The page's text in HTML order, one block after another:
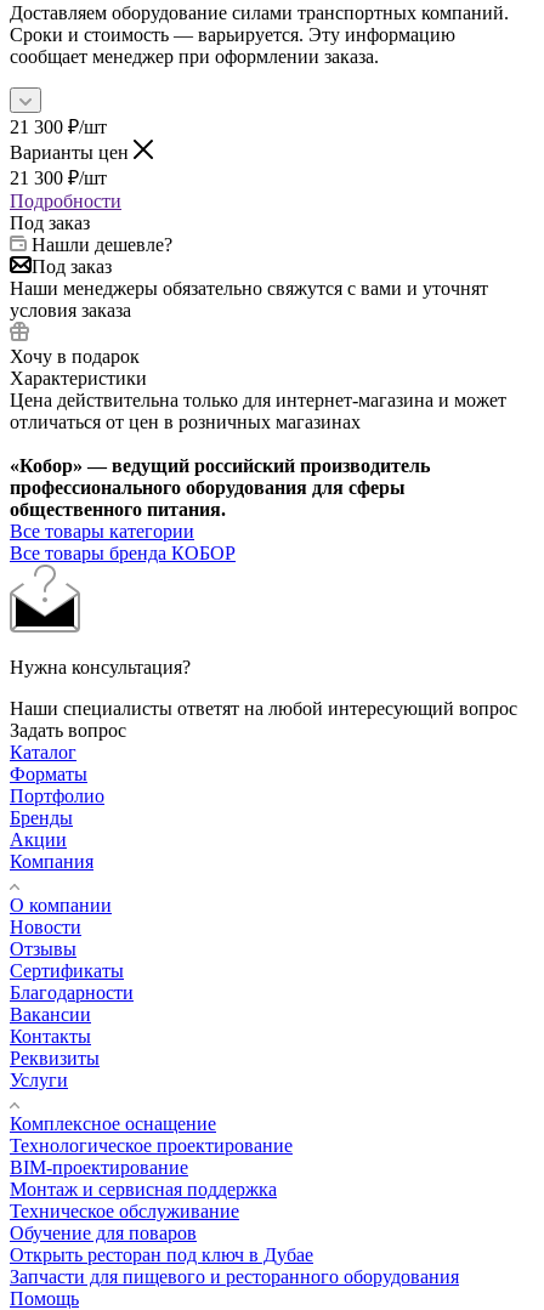
Доставляем оборудование силами транспортных компаний.
Сроки и стоимость — варьируется. Эту информацию
сообщает менеджер при оформлении заказа.
21 300 ₽/шт
Варианты цен
21 300 ₽/шт
Подробности
Под заказ
Нашли дешевле?
Под заказ
Наши менеджеры обязательно свяжутся с вами и уточнят
условия заказа
Хочу в подарок
Характеристики
Цена действительна только для интернет-магазина и может
отличаться от цен в розничных магазинах
«Кобор» — ведущий российский производитель
профессионального оборудования для сферы
общественного питания.
Все товары категории
Все товары бренда КОБОР
Нужна консультация?
Наши специалисты ответят на любой интересующий вопрос
Задать вопрос
Каталог
Форматы
Портфолио
Бренды
Акции
Компания
О компании
Новости
Отзывы
Сертификаты
Благодарности
Вакансии
Контакты
Реквизиты
Услуги
Комплексное оснащение
Технологическое проектирование
BIM-проектирование
Монтаж и сервисная поддержка
Техническое обслуживание
Обучение для поваров
Открыть ресторан под ключ в Дубае
Запчасти для пищевого и ресторанного оборудования
Помощь